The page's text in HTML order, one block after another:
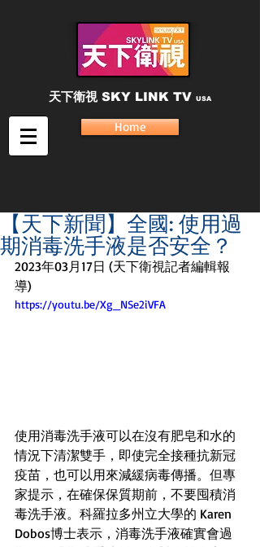
天下衛視 SKY LINK TV USA
Home
【天下新聞】全國: 使用過
期消毒洗手液是否安全？
2023年03月17日 (天下衛視記者編輯報
導)
https://youtu.be/Xg_NSe2iVFA
使用消毒洗手液可以在沒有肥皂和水的
情況下清潔雙手，即使完全接種抗新冠
疫苗，也可以用來減緩病毒傳播。但專
家提示，在確保保質期前，不要囤積消
毒洗手液。科羅拉多州立大學的 Karen
Dobos博士表示，消毒洗手液確實會過